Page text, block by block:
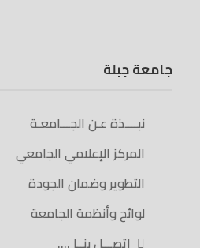
جامعة جبلة
نبــــذة عـن الجـــامعـة
المركز الإعلامي الجامعي
التطوير وضمان الجودة
لوائح وأنظمة الجامعة